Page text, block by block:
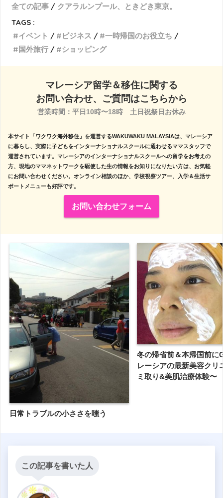
全ての記事
クアラルンプール、ときどき東京。
TAGS :
イベント
ビジネス
一時帰国のお役立ち
国外旅行
ショッピング
マレーシア留学＆移住に関する
お問い合わせ、ご質問はこちらから
営業時間：平日10時〜18時　土日祝祭日お休み
本サイト「ワクワク海外移住」を運営するWAKUWAKU MALAYSIAは、マレーシア
に暮らし、実際に子どもをインターナショナルスクールに通わせるママスタッフで
運営されています。マレーシアのインターナショナルスクールへの留学をお考えの
方、現地のママネットワークを駆使した生の情報をお知りになりたい方は、お気軽
にお問い合わせください。オンライン相談のほか、学校視察ツアー、入学＆生活サ
ポートメニューも好評です。
お問い合わせフォーム
日常トラブルの小ささを嗤う
冬の帰省前＆本帰国前に
レーシアの最新美容クリ
ミ取り&美肌治療体験〜
この記事を書いた人